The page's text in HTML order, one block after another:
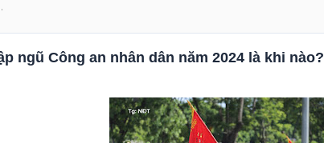
ngũ Công an nhân dân năm 2024 là khi nào?